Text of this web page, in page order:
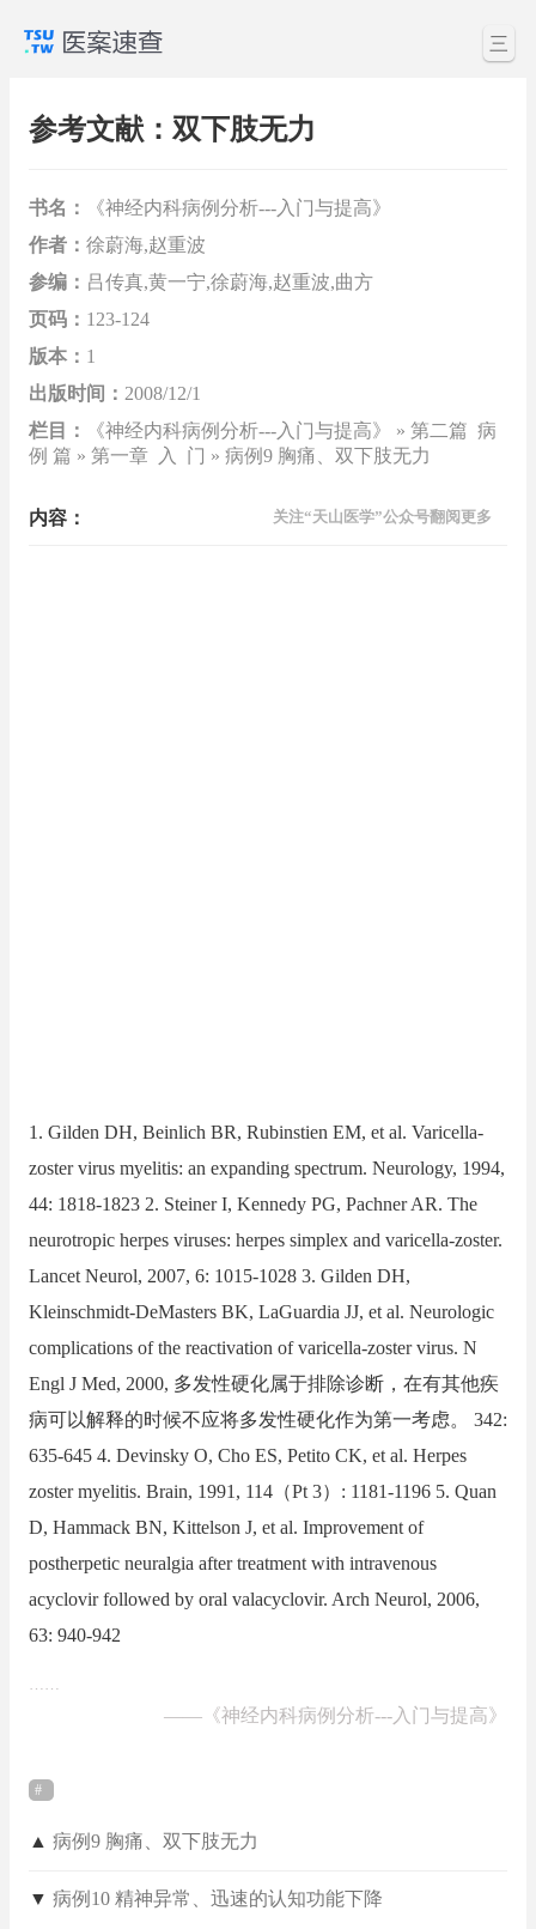
三
参考文献：双下肢无力
书名：
《神经内科病例分析---入门与提高》
作者： 徐蔚海,赵重波
参编： 吕传真,黄一宁,徐蔚海,赵重波,曲方
页码： 123-124
版本： 1
出版时间： 2008/12/1
栏目：
《神经内科病例分析---入门与提高》 » 第二篇 病
例 篇 » 第一章 入 门 » 病例9 胸痛、双下肢无力
内容： 关注“天山医学”公众号翻阅更多
1. Gilden DH, Beinlich BR, Rubinstien EM, et al. Varicella-
zoster virus myelitis: an expanding spectrum. Neurology, 1994,
44: 1818-1823 2. Steiner I, Kennedy PG, Pachner AR. The
neurotropic herpes viruses: herpes simplex and varicella-zoster.
Lancet Neurol, 2007, 6: 1015-1028 3. Gilden DH,
Kleinschmidt-DeMasters BK, LaGuardia JJ, et al. Neurologic
complications of the reactivation of varicella-zoster virus. N
Engl J Med, 2000, 多发性硬化属于排除诊断，在有其他疾
病可以解释的时候不应将多发性硬化作为第一考虑。 342:
635-645 4. Devinsky O, Cho ES, Petito CK, et al. Herpes
zoster myelitis. Brain, 1991, 114（Pt 3）: 1181-1196 5. Quan
D, Hammack BN, Kittelson J, et al. Improvement of
postherpetic neuralgia after treatment with intravenous
acyclovir followed by oral valacyclovir. Arch Neurol, 2006,
63: 940-942
……
—— 《神经内科病例分析---入门与提高》
▲ 病例9 胸痛、双下肢无力
▼ 病例10 精神异常、迅速的认知功能下降